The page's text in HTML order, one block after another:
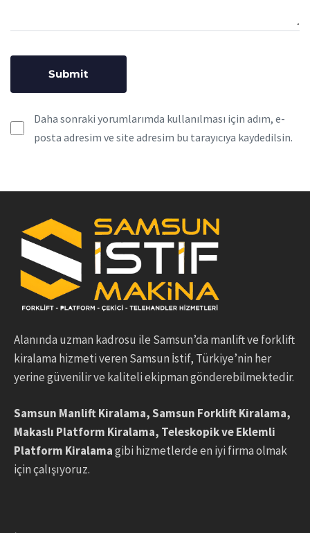
Daha sonraki yorumlarımda kullanılması için adım, e-
posta adresim ve site adresim bu tarayıcıya kaydedilsin.
Alanında uzman kadrosu ile Samsun’da manlift ve forklift
kiralama hizmeti veren Samsun İstif, Türkiye’nin her
yerine güvenilir ve kaliteli ekipman gönderebilmektedir.
Samsun Manlift Kiralama, Samsun Forklift Kiralama,
Makaslı Platform Kiralama, Teleskopik ve Eklemli
Platform Kiralamagibi hizmetlerde en iyi firma olmak
için çalışıyoruz.